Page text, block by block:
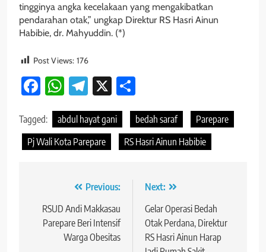
tingginya angka kecelakaan yang mengakibatkan
pendarahan otak,” ungkap Direktur RS Hasri Ainun
Habibie, dr. Mahyuddin. (*)
Post Views: 176
Facebook
WhatsApp
Telegram
X
Tagged: abdul hayat gani bedah saraf
Parepare
Pj Wali Kota Parepare
RS Hasri Ainun Habibie
Navigasi
pos
Previous:
RSUD Andi Makkasau
Parepare Beri Intensif
Warga Obesitas
Next:
Gelar Operasi Bedah
Otak Perdana, Direktur
RS Hasri Ainun Harap